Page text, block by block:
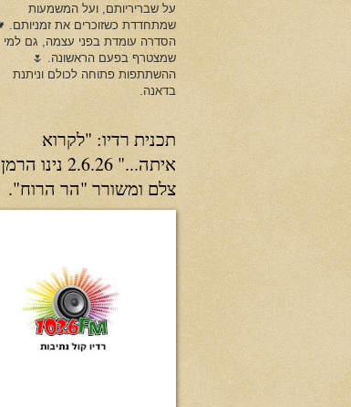
על שבריריותם, ועל המשמעות
שמתחדדת כשזוכרים את זמניותם.
הסדרה עומדת בפני עצמה, גם למי
שמצטרף בפעם הראשונה. 🌷
ההשתתפות פתוחה לכולם וניתנת
בדאנה.
תכנית רדיו: "לקרוא
איתה..." 2.6.26 נינו הרמן
צלם ומשורר "הר הרוח".